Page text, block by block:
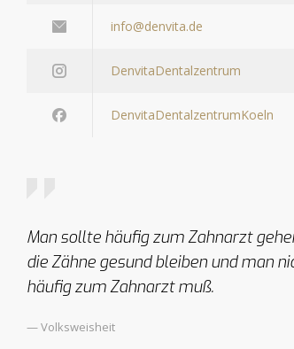
info@denvita.de
DenvitaDentalzentrum
DenvitaDentalzentrumKoeln
Man sollte häufig zum Zahnarzt
die Zähne gesund bleiben und man
häufig zum Zahnarzt muß.
— Volksweisheit